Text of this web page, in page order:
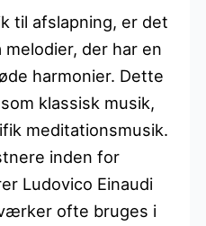
til afslapning, er det
der har en
harmonier. Dette
klassisk musik,
meditationsmusik.
inden for
Ludovico Einaudi
ofte bruges i